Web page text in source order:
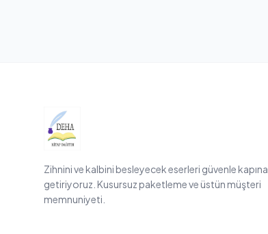
Zihnini ve kalbini besleyecek eserleri güvenle kapına
getiriyoruz. Kusursuz paketleme ve üstün müşteri
memnuniyeti.